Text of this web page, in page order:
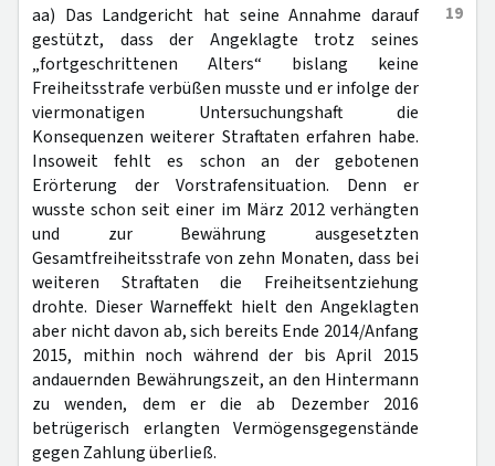
19
aa) Das Landgericht hat seine Annahme darauf
gestützt, dass der Angeklagte trotz seines
„fortgeschrittenen Alters“ bislang keine
Freiheitsstrafe verbüßen musste und er infolge der
viermonatigen Untersuchungshaft die
Konsequenzen weiterer Straftaten erfahren habe.
Insoweit fehlt es schon an der gebotenen
Erörterung der Vorstrafensituation. Denn er
wusste schon seit einer im März 2012 verhängten
und zur Bewährung ausgesetzten
Gesamtfreiheitsstrafe von zehn Monaten, dass bei
weiteren Straftaten die Freiheitsentziehung
drohte. Dieser Warneffekt hielt den Angeklagten
aber nicht davon ab, sich bereits Ende 2014/Anfang
2015, mithin noch während der bis April 2015
andauernden Bewährungszeit, an den Hintermann
zu wenden, dem er die ab Dezember 2016
betrügerisch erlangten Vermögensgegenstände
gegen Zahlung überließ.